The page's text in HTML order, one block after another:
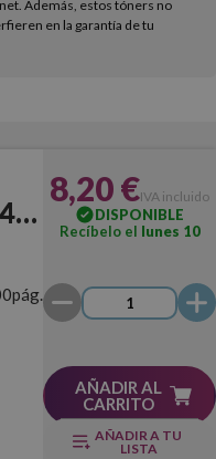
Además, estos tóners no
en la garantía de tu
8,20 €IVA incluido
DISPONIBLE
Recíbelo el lunes 10
AÑADIR AL
CARRITO
AÑADIR A TU
LISTA